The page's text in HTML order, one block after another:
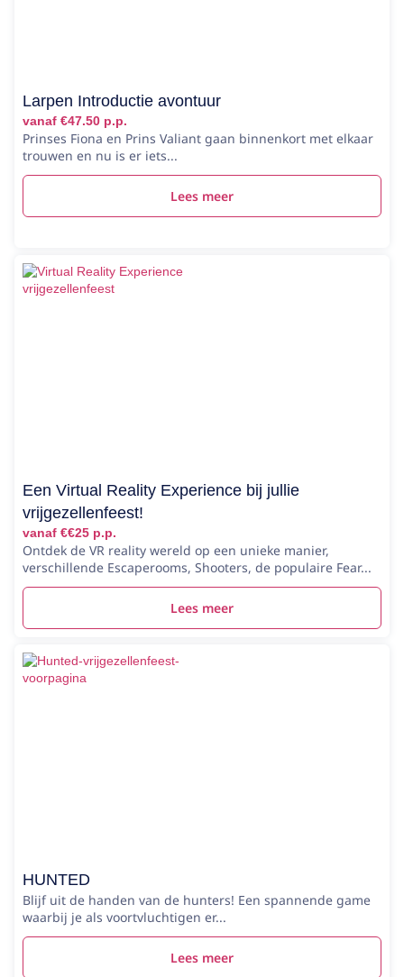
Larpen Introductie avontuur
vanaf €47.50 p.p.
Prinses Fiona en Prins Valiant gaan binnenkort met elkaar
trouwen en nu is er iets...
Lees meer
Een Virtual Reality Experience bij jullie
vrijgezellenfeest!
vanaf €€25 p.p.
Ontdek de VR reality wereld op een unieke manier,
verschillende Escaperooms, Shooters, de populaire Fear...
Lees meer
HUNTED
Blijf uit de handen van de hunters! Een spannende game
waarbij je als voortvluchtigen er...
Lees meer